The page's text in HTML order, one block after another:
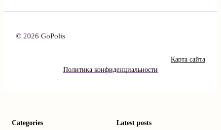
© 2026 GoPolis
Карта сайта
Политика конфиденциальности
Categories Latest posts